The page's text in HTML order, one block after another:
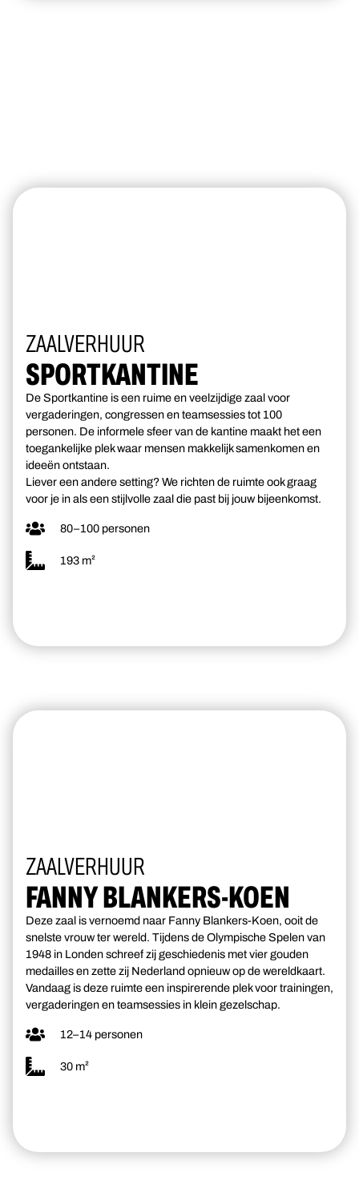
ZAALVERHUUR
SPORTKANTINE
De Sportkantine is een ruime en veelzijdige zaal voor
vergaderingen, congressen en teamsessies tot 100
personen. De informele sfeer van de kantine maakt het een
toegankelijke plek waar mensen makkelijk samenkomen en
ideeën ontstaan.
Liever een andere setting? We richten de ruimte ook graag
voor je in als een stijlvolle zaal die past bij jouw bijeenkomst.
80–100 personen
193 m²
ZAALVERHUUR
FANNY BLANKERS-KOEN
Deze zaal is vernoemd naar Fanny Blankers-Koen, ooit de
snelste vrouw ter wereld. Tijdens de Olympische Spelen van
1948 in Londen schreef zij geschiedenis met vier gouden
medailles en zette zij Nederland opnieuw op de wereldkaart.
Vandaag is deze ruimte een inspirerende plek voor trainingen,
vergaderingen en teamsessies in klein gezelschap.
12–14 personen
30 m²